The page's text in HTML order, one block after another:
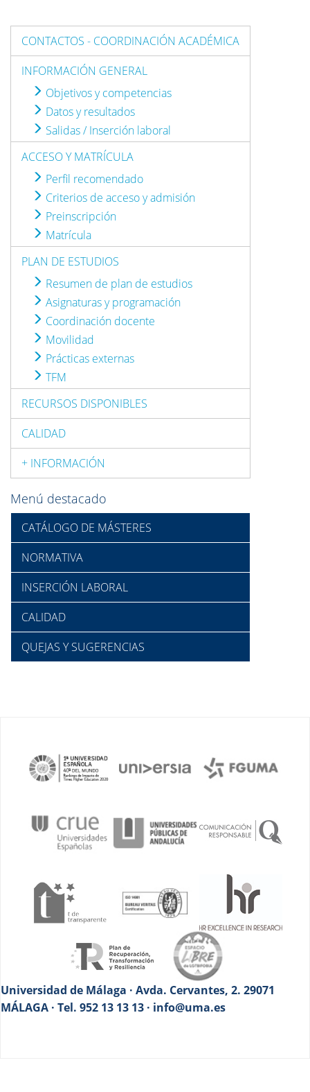
CONTACTOS - COORDINACIÓN ACADÉMICA
INFORMACIÓN GENERAL
Objetivos y competencias
Datos y resultados
Salidas / Inserción laboral
ACCESO Y MATRÍCULA
Perfil recomendado
Criterios de acceso y admisión
Preinscripción
Matrícula
PLAN DE ESTUDIOS
Resumen de plan de estudios
Asignaturas y programación
Coordinación docente
Movilidad
Prácticas externas
TFM
RECURSOS DISPONIBLES
CALIDAD
+ INFORMACIÓN
Menú destacado
CATÁLOGO DE MÁSTERES
NORMATIVA
INSERCIÓN LABORAL
CALIDAD
QUEJAS Y SUGERENCIAS
Universidad de Málaga · Avda. Cervantes, 2. 29071
MÁLAGA · Tel. 952 13 13 13 · info@uma.es